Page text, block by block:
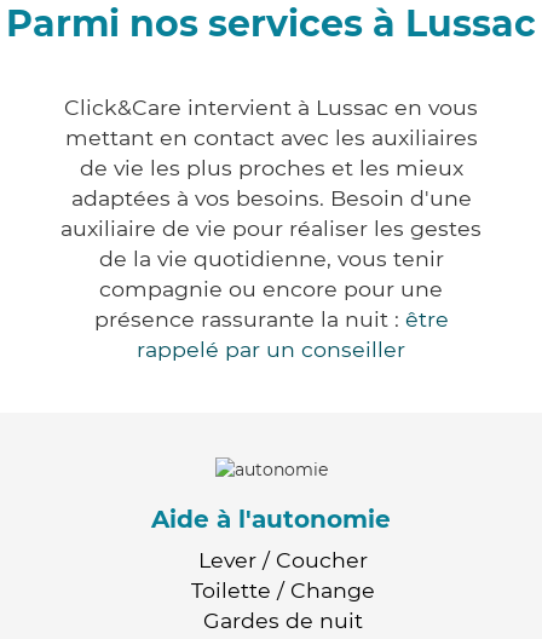
Parmi nos services à Lussac
Click&Care intervient à Lussac en vous
mettant en contact avec les auxiliaires
de vie les plus proches et les mieux
adaptées à vos besoins. Besoin d'une
auxiliaire de vie pour réaliser les gestes
de la vie quotidienne, vous tenir
compagnie ou encore pour une
présence rassurante la nuit : être
rappelé par un conseiller
Aide à l'autonomie
Lever / Coucher
Toilette / Change
Gardes de nuit